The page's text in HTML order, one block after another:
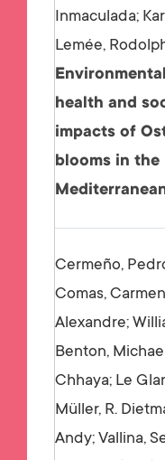
Inmaculada;
Lemée,
health and
impacts of
blooms in the
Cermeño,
Comas,
Alexandre;
Benton,
Chhaya; Le
Müller, R.
Andy; Vallina,